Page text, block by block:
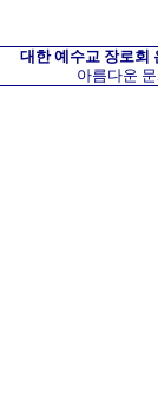
대한 예수교 장로회
아름다운